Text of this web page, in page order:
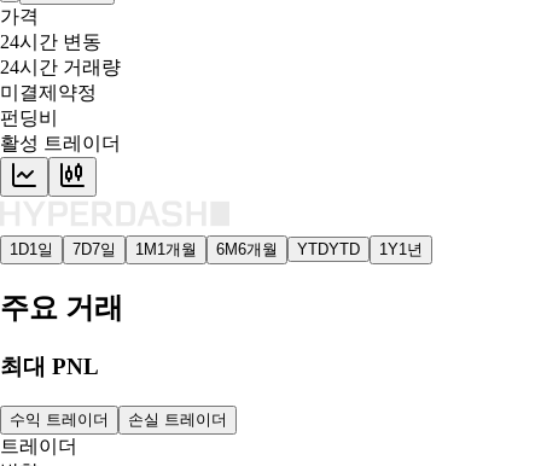
가격
24시간 변동
24시간 거래량
미결제약정
펀딩비
활성 트레이더
1D1일 7D7일 1M 1개월 6M6개월 YTDYTD 1Y1년
주요 거래
최대 PNL
수익 트레이더 손실 트레이더
트레이더